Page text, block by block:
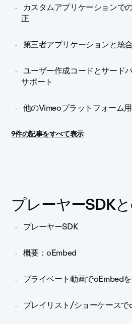
カスタムアプリケーションで
正
第三者アプリケーションと統
ユーザー作成コードとサード
サポート
他のVimeoプラットフォーム
9件の記事をすべて表示
プレーヤーSDK
プレーヤーSDK
概要：oEmbed
プライベート動画でoEmbed
プレイリスト/ショーケース